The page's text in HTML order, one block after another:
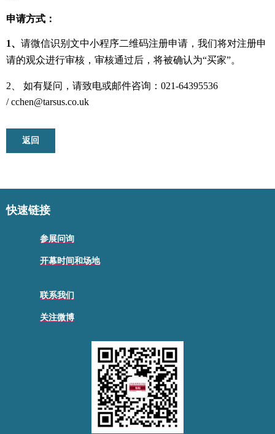
申请方式：
1、 请微信识别文中小程序二维码注册申请，我们将对注册申
请的观众进行审核，审核通过后，将被确认为“买家”。
2、 如有疑问，请致电或邮件咨询： 021-64395536
/cchen@tarsus.co.uk
返回
快速链接
参展问询
开幕时间和场地
联系我们
关注微博